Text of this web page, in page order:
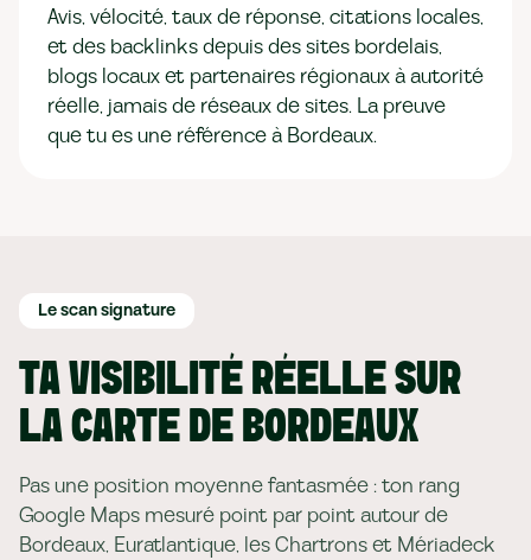
Avis, vélocité, taux de réponse, citations locales,
et des backlinks depuis des sites bordelais,
blogs locaux et partenaires régionaux à autorité
réelle, jamais de réseaux de sites. La preuve
que tu es une référence à Bordeaux.
Le scan signature
TA VISIBILITÉ RÉELLE SUR
LA CARTE DE BORDEAUX
Pas une position moyenne fantasmée : ton rang
Google Maps mesuré point par point autour de
Bordeaux, Euratlantique, les Chartrons et Mériadeck